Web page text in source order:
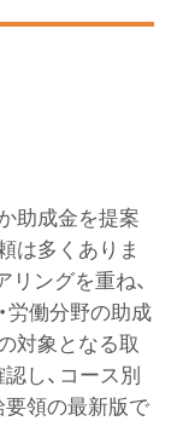
助成金を提案
は多くありま
リングを重ね、
労働分野の助成
対象となる取
し、コース別
領の最新版で